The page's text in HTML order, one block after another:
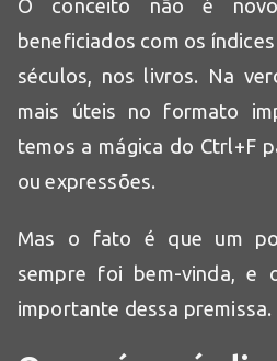
O conceito não é
beneficiados com os
séculos, nos livros. Na
mais úteis no formato
temos a mágica do Ctrl+F
ou expressões.
Mas o fato é que um
sempre foi bem-vinda, e
importante dessa premissa.